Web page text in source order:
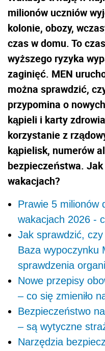
milionów uczniów
kolonie, obozy,
czas w domu. To
wyższego ryzyka
zaginięć. MEN
można sprawdzić,
przypomina o
kąpieli i karty
korzystanie z
kąpielisk, numerów
bezpieczeństwa.
wakacjach?
Prawie 5 milionów
wakacjach 2026 -
Jak sprawdzić,
Baza wypoczynku
sprawdzenia
Nowe przepisy
– co się zmieniło
Bezpieczeństwo
– są wytyczne
Narzędzia